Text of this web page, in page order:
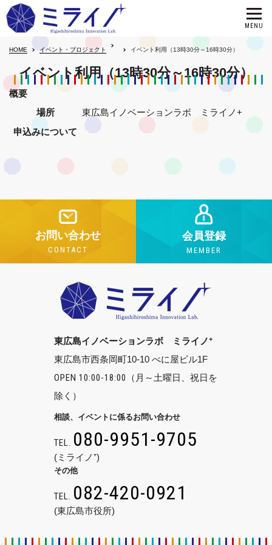
HOME イベント・プロジェクト イベント利用（13時30分～16時30分）
イベント利用（13時30分～16時30分）
概要
場所
東広島イノベーションラボ ミライノ+
申込みについて
お問い合わせ
CONTACT
会員登録
MEMBER
東広島イノベーションラボ ミライノ+
東広島市西条岡町10-10 べに屋ビル1F
OPEN 10:00-18:00
（月～土曜日、祝日を
除く）
相談、イベントに係るお問い合わせ
TEL. 080-9951-9705
(ミライノ⁺)
その他
TEL. 082-420-0921
(東広島市役所)